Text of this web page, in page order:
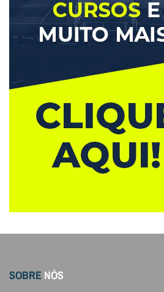
SOBRE NÓS